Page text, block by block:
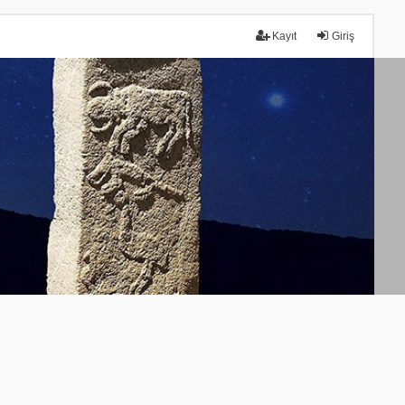
Giriş
Kayıt